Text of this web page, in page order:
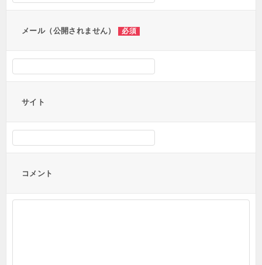
メール（公開されません） 必須
サイト
コメント